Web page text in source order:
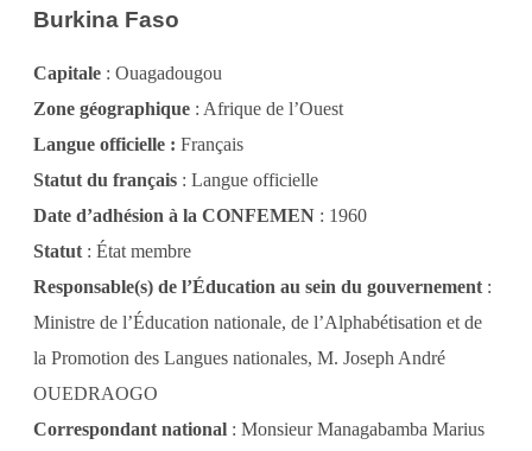
Burkina Faso
Capitale : Ouagadougou
Zone géographique : Afrique de l’Ouest
Langue officielle : Français
Statut du français : Langue officielle
Date d’adhésion à la CONFEMEN : 1960
Statut : État membre
Responsable(s) de l’Éducation au sein du gouvernement :
Ministre de l’Éducation nationale, de l’Alphabétisation et de
la Promotion des Langues nationales, M. Joseph André
OUEDRAOGO
Correspondant national : Monsieur Managabamba Marius